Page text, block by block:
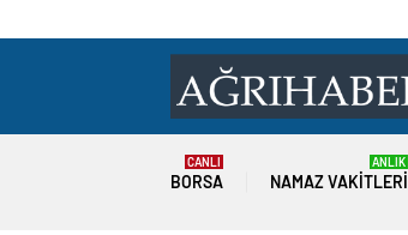
BORSA
CANLI
NAMAZ VAKITLERI
ANLIK